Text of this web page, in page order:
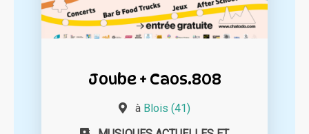
Joube + Caos.808
à Blois (41)